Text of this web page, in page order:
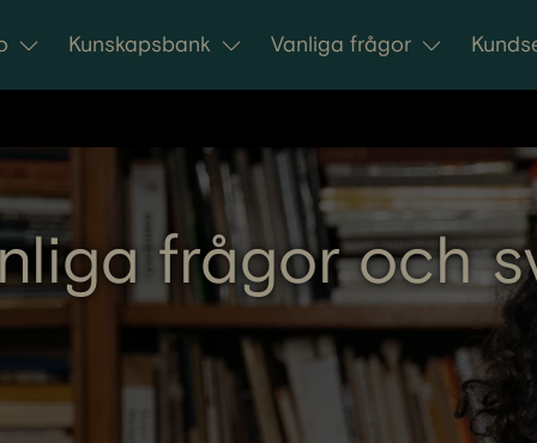
Kunskapsbank Vanliga frågor
frågor och